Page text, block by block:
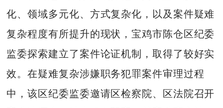
化、领域多元化、方式复杂化，以及案件疑难
复杂程度有所提升的现状，宝鸡市陈仓区纪委
监委探索建立了案件论证机制，取得了较好实
效。在疑难复杂涉嫌职务犯罪案件审理过程
中，该区纪委监委邀请区检察院、区法院召开